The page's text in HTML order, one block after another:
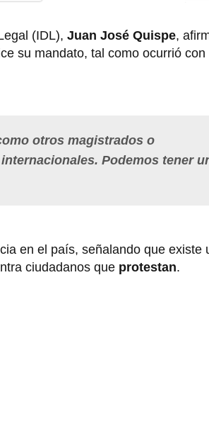
(IDL), Juan José Quispe,
su mandato, tal como ocurrió
otros magistrados o
Podemos tener
en el país, señalando que existe
ciudadanos que protestan.